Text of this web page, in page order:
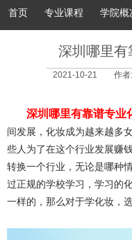
首页 专业课程 学院概
深圳哪里有
2021-10-21 作
深圳哪里有靠谱专业
间发展，化妆成为越来越多
些人为了在这个行业发展赚
转换一个行业，无论是哪种
过正规的学校学习，学习的
一样的，那么对于学化妆，